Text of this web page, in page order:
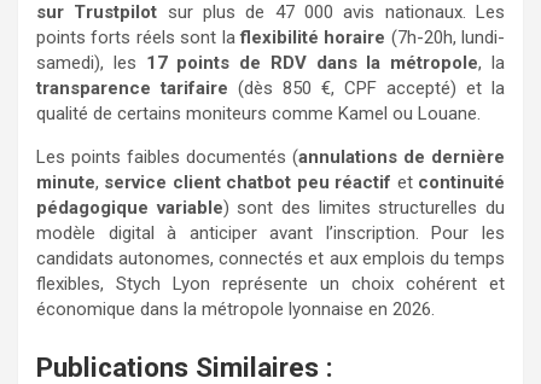
sur Trustpilot sur plus de 47 000 avis nationaux. Les
points forts réels sont laflexibilité horaire (7h-20h, lundi-
samedi), les 17 points de RDV dans la métropole, la
transparence tarifaire (dès 850 €, CPF accepté) et la
qualité de certains moniteurs comme Kamel ou Louane.
Les points faibles documentés (annulations de dernière
minute, service client chatbot peu réactif et continuité
pédagogique variable) sont des limites structurelles du
modèle digital à anticiper avant l’inscription. Pour les
candidats autonomes, connectés et aux emplois du temps
flexibles, Stych Lyon représente un choix cohérent et
économique dans la métropole lyonnaise en 2026.
Publications Similaires :